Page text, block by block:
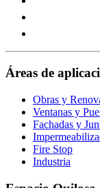
page
https://
page
Áreas de
Obras y
Ventanas y
Fachadas y
Fire Stop
Industria